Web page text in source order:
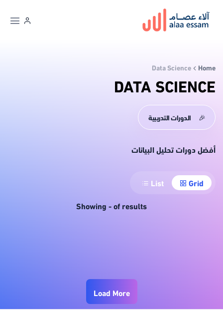
Home
Data Science
DATA SCIENCE
🎉 الدورات التدريبية
أفضل دورات تحليل البيانات
Grid
List
Showing -of results
Load More